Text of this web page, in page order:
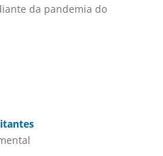
da pandemia do